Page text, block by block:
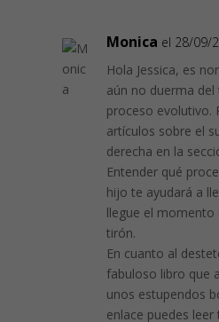
Monica el 28/09/
Hola Jessica, es
aún no duerma del
proceso evolutivo.
artículos sobre el
derecha en la
Entender qué
hijo te ayudará a
llegue el momento
tirón.
En cuanto al
fabuloso libro que
unos estupendos
enlace puedes